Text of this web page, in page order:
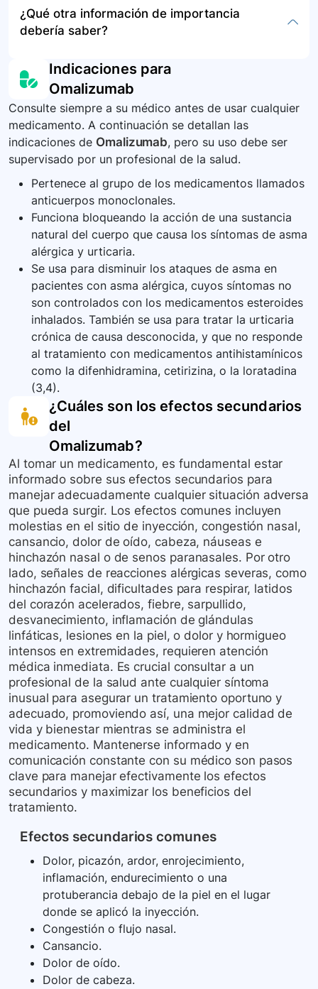
respirar, fiebre, dolor en articulaciones,
desmayos o glándulas inflamadas.
omalizumab, ya que no se proporciona
información específica.
atención médica inmediata. La supervisión de
un profesional de la salud garantiza un
sintomatología o complicación que pueda surgir.
¿Qué otra información de importancia
debería saber?
medicamentos prescritos para el asma o la
urticaria, y no modificar la dosis sin consultar a
su médico. Además, este medicamento se debe
administrar solo en centros especializados
debido a riesgos potenciales, incluyendo
eventos cardiovasculares y cerebrales.
Indicaciones para
Omalizumab
Consulte siempre a su médico antes de usar cualquier
medicamento. A continuación se detallan las
indicaciones de Omalizumab, pero su uso debe ser
supervisado por un profesional de la salud.
Pertenece al grupo de los medicamentos llamados
anticuerpos monoclonales.
Funciona bloqueando la acción de una sustancia
natural del cuerpo que causa los síntomas de asma
alérgica y urticaria.
Se usa para disminuir los ataques de asma en
pacientes con asma alérgica, cuyos síntomas no
son controlados con los medicamentos esteroides
inhalados. También se usa para tratar la urticaria
crónica de causa desconocida, y que no responde
al tratamiento con medicamentos antihistamínicos
como la difenhidramina, cetirizina, o la loratadina
(3,4).
¿Cuáles son los efectos secundarios
del
Omalizumab?
Al tomar un medicamento, es fundamental estar
informado sobre sus efectos secundarios para
manejar adecuadamente cualquier situación adversa
que pueda surgir. Los efectos comunes incluyen
molestias en el sitio de inyección, congestión nasal,
cansancio, dolor de oído, cabeza, náuseas e
hinchazón nasal o de senos paranasales. Por otro
lado, señales de reacciones alérgicas severas, como
hinchazón facial, dificultades para respirar, latidos
del corazón acelerados, fiebre, sarpullido,
desvanecimiento, inflamación de glándulas
linfáticas, lesiones en la piel, o dolor y hormigueo
intensos en extremidades, requieren atención
médica inmediata. Es crucial consultar a un
profesional de la salud ante cualquier síntoma
inusual para asegurar un tratamiento oportuno y
adecuado, promoviendo así, una mejor calidad de
vida y bienestar mientras se administra el
medicamento. Mantenerse informado y en
comunicación constante con su médico son pasos
clave para manejar efectivamente los efectos
secundarios y maximizar los beneficios del
tratamiento.
Efectos secundarios comunes
Dolor, picazón, ardor, enrojecimiento,
inflamación, endurecimiento o una
protuberancia debajo de la piel en el lugar
donde se aplicó la inyección.
Congestión o flujo nasal.
Cansancio.
Dolor de oído.
Dolor de cabeza.